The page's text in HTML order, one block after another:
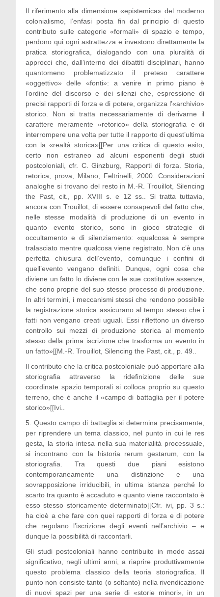
Il riferimento alla dimensione «epistemica» del moderno
colonialismo, l’enfasi posta fin dal principio di questo
contributo sulle categorie «formali» di spazio e tempo,
perdono qui ogni astrattezza e investono direttamente la
pratica storiografica, dialogando con una pluralità di
approcci che, dall’interno dei dibattiti disciplinari, hanno
quantomeno problematizzato il preteso carattere
«oggettivo» delle «fonti»: a venire in primo piano è
l’ordine del discorso e dei silenzi che, espressione di
precisi rapporti di forza e di potere, organizza l’«archivio»
storico. Non si tratta necessariamente di derivarne il
carattere meramente «retorico» della storiografia e di
interrompere una volta per tutte il rapporto di quest’ultima
con la «realtà storica»[[Per una critica di questo esito,
certo non estraneo ad alcuni esponenti degli studi
postcoloniali, cfr. C. Ginzburg, Rapporti di forza. Storia,
retorica, prova, Milano, Feltrinelli, 2000. Considerazioni
analoghe si trovano del resto in M.-R. Trouillot, Silencing
the Past, cit., pp. XVIII s. e 12 ss.. Si tratta tuttavia,
ancora con Trouillot, di essere consapevoli del fatto che,
nelle stesse modalità di produzione di un evento in
quanto evento storico, sono in gioco strategie di
occultamento e di silenziamento: «qualcosa è sempre
tralasciato mentre qualcosa viene registrato. Non c’è una
perfetta chiusura dell’evento, comunque i confini di
quell’evento vengano definiti. Dunque, ogni cosa che
diviene un fatto lo diviene con le sue costitutive assenze,
che sono proprie del suo stesso processo di produzione.
In altri termini, i meccanismi stessi che rendono possibile
la registrazione storica assicurano al tempo stesso che i
fatti non vengano creati uguali. Essi riflettono un diverso
controllo sui mezzi di produzione storica al momento
stesso della prima iscrizione che trasforma un evento in
un fatto»[[M.-R. Trouillot, Silencing the Past, cit., p. 49..
Il contributo che la critica postcoloniale può apportare alla
storiografia attraverso la ridefinizione delle sue
coordinate spazio temporali si colloca proprio su questo
terreno, che è anche il «campo di battaglia per il potere
storico»[[Ivi..
5. Questo campo di battaglia si determina precisamente,
per riprendere un tema classico, nel punto in cui le res
gesta, la storia intesa nella sua materialità processuale,
si incontrano con la historia rerum gestarum, con la
storiografia. Tra questi due piani esistono
contemporaneamente una distinzione e una
sovrapposizione irriducibili, in ultima istanza perché lo
scarto tra quanto è accaduto e quanto viene raccontato è
esso stesso storicamente determinato[[Cfr. ivi, pp. 3 s.:
ha cioè a che fare con quei rapporti di forza e di potere
che regolano l’iscrizione degli eventi nell’archivio – e
dunque la possibilità di raccontarli.
Gli studi postcoloniali hanno contribuito in modo assai
significativo, negli ultimi anni, a riaprire produttivamente
questo problema classico della teoria storiografica. Il
punto non consiste tanto (o soltanto) nella rivendicazione
di nuovi spazi per una serie di «storie minori», in un